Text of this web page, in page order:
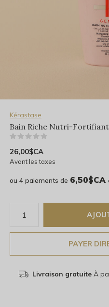
Kérastase
Bain Riche Nutri-
26,00$CA
Avant les taxes
ou 4 paiements de 6,50$CA
PAYER
Livraison gratuiteÀ